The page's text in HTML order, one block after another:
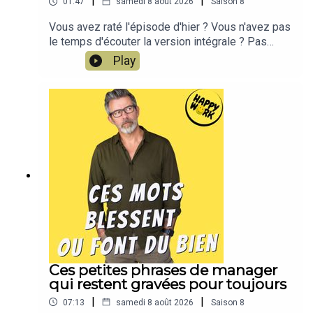
Vous avez raté l'épisode d'hier ? Vous n'avez pas
le temps d'écouter la version intégrale ? Pas
d'inquiétude, Happy Work LE RÉSUMÉ est là !!!En
moins de 2 minutes, l'épisode d'hier est résumé
!!!!NOUVEAU : retrouvez moi sur WhatsApp sur la
chaîne Happy Work... pas de spam, c'est gratuit et
il n'y a que du feelgood !!! :
https://whatsapp.com/channel/0029VbBSSbM6B
IEm0yskHH2gEt pour retrouver tous mes
contenus, tests, articles, vidéos : cliquez ici
Play
Ces petites phrases de manager
qui restent gravées pour toujours
07:13 | samedi 8 août 2026 | Saison 8